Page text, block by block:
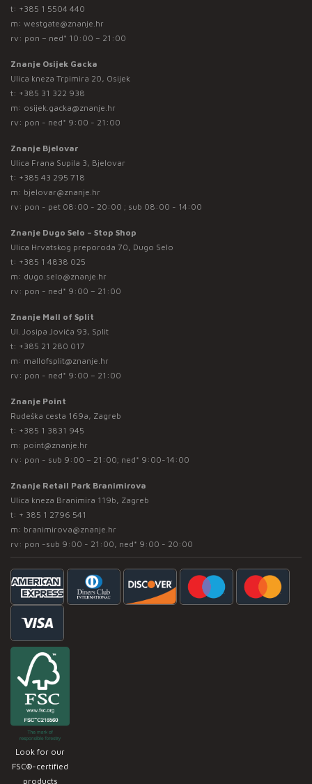
t: +385 1 5504 440
m: westgate@znanje.hr
rv: pon – ned* 10:00 – 21:00
Znanje Osijek Gacka
Ulica kneza Trpimira 20, Osijek
t: +385 31 322 938
m: osijek.gacka@znanje.hr
rv: pon - ned* 9:00 - 21:00
Znanje Bjelovar
Ulica Frana Supila 3, Bjelovar
t: +385 43 295 718
m: bjelovar@znanje.hr
rv: pon - pet 08:00 - 20:00 ; sub 08:00 - 14:00
Znanje Dugo Selo – Stop Shop
Ulica Hrvatskog preporoda 70, Dugo Selo
t: +385 1 4838 025
m: dugo.selo@znanje.hr
rv: pon - ned* 9:00 – 21:00
Znanje Mall of Split
Ul. Josipa Jovića 93, Split
t: +385 21 280 017
m: mallofsplit@znanje.hr
rv: pon - ned* 9:00 – 21:00
Znanje Point
Rudeška cesta 169a, Zagreb
t: +385 1 3831 945
m: point@znanje.hr
rv: pon - sub 9:00 – 21:00; ned* 9:00-14:00
Znanje Retail Park Branimirova
Ulica kneza Branimira 119b, Zagreb
t: + 385 1 2796 541
m: branimirova@znanje.hr
rv: pon -sub 9:00 - 21:00, ned* 9:00 - 20:00
Look for our
FSC®-certified
products